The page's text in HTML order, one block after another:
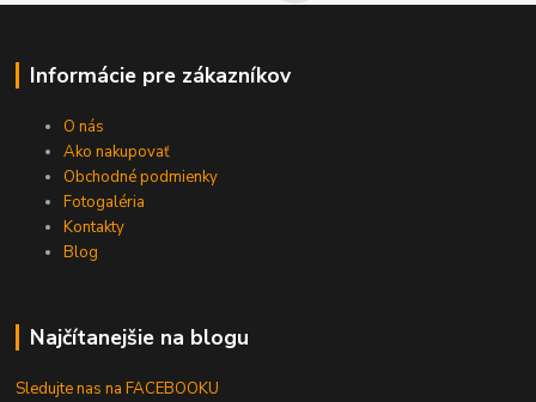
Informácie pre zákazníkov
O nás
Ako nakupovať
Obchodné podmienky
Fotogaléria
Kontakty
Blog
Najčítanejšie na blogu
Sledujte nas na FACEBOOKU